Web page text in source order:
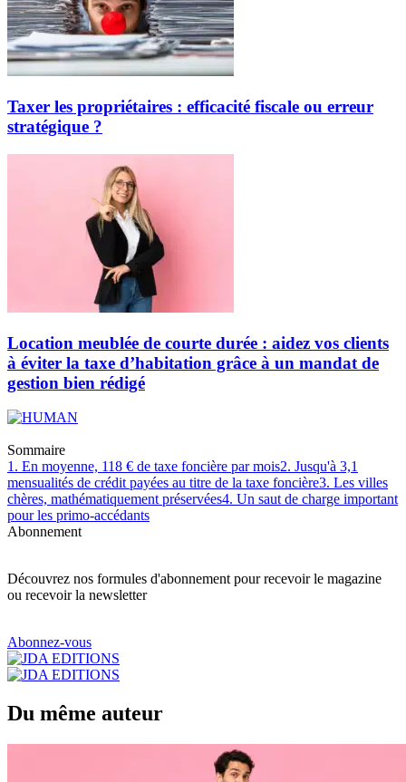
Taxer les propriétaires : efficacité fiscale ou erreur
stratégique ?
Location meublée de courte durée : aidez vos clients
à éviter la taxe d’habitation grâce à un mandat de
gestion bien rédigé
Sommaire
1. En moyenne, 118 € de taxe foncière par mois2. Jusqu'à 3,1
mensualités de crédit payées au titre de la taxe foncière3. Les villes
chères, mathématiquement préservées4. Un saut de charge important
pour les primo-accédants
Abonnement
Découvrez nos formules d'abonnement pour recevoir le magazine
ou recevoir la newsletter
Abonnez-vous
Du même auteur